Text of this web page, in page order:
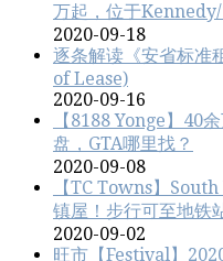
万起，位于
2020-09-18
逐条解读《安省标
of Lease)
2020-09-16
【8188 Yonge】40
盘，GTA哪里找？
2020-09-08
【TC Towns】
镇屋！步行可至地铁
2020-09-02
旺市【Festival】